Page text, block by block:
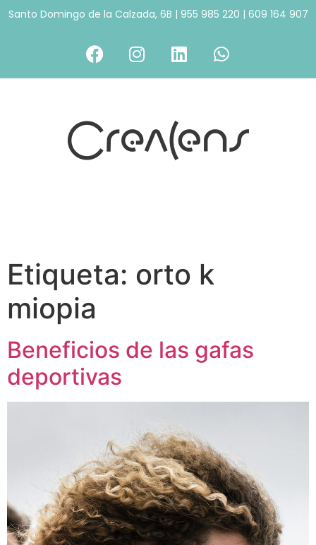
Santo Domingo de la Calzada, 6B | 955 985 220 | 609 164 907
Etiqueta: orto k
miopia
Beneficios de las gafas
deportivas